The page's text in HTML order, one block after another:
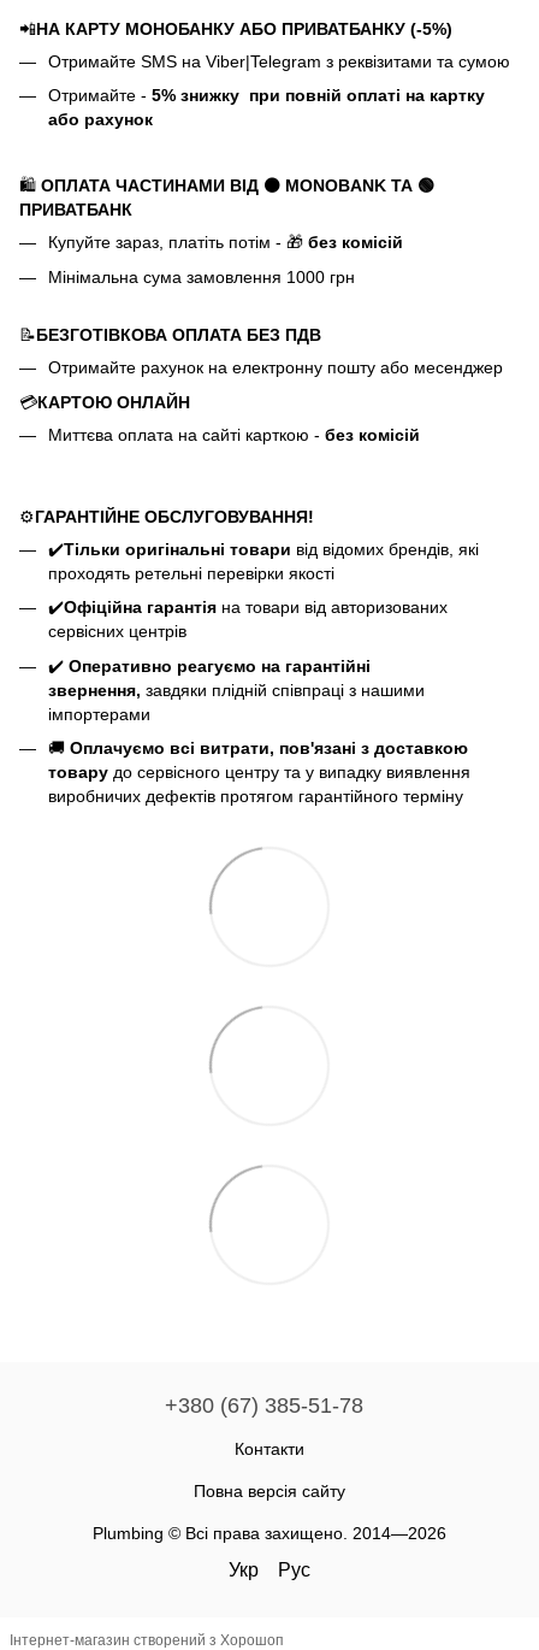
📲НА КАРТУ МОНОБАНКУ АБО ПРИВАТБАНКУ (-5%)
Отримайте SMS на Viber|Telegram з реквізитами та сумою
Отримайте - 5% знижку при повній оплаті на картку
або рахунок
🛍️ ОПЛАТА ЧАСТИНАМИ ВІД ⚫ MONOBANK ТА 🟢
ПРИВАТБАНК
Купуйте зараз, платіть потім - 🎁 без комісій
Мінімальна сума замовлення 1000 грн
📝БЕЗГОТІВКОВА ОПЛАТА БЕЗ ПДВ
Отримайте рахунок на електронну пошту або месенджер
💳КАРТОЮ ОНЛАЙН
Миттєва оплата на сайті карткою - без комісій
⚙️ГАРАНТІЙНЕ ОБСЛУГОВУВАННЯ!
✔️Тільки оригінальні товари від відомих брендів, які
проходять ретельні перевірки якості
✔️Офіційна гарантія на товари від авторизованих
сервісних центрів
✔️ Оперативно реагуємо на гарантійні
звернення, завдяки плідній співпраці з нашими
імпортерами
🚚 Оплачуємо всі витрати, пов'язані з доставкою
товару до сервісного центру та у випадку виявлення
виробничих дефектів протягом гарантійного терміну
+380 (67) 385-51-78
Контакти
Повна версія сайту
Plumbing © Всі права захищено. 2014—2026
Укр Рус
Інтернет-магазин створений з Хорошоп